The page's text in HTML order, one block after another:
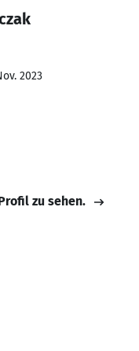
2023
zu sehen.